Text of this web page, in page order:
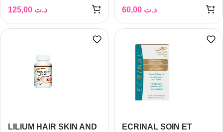
د.ت
ET ONGLES B/60
د.ت
LILIUM HAIR SKIN AND
ECRINAL SOIN ET